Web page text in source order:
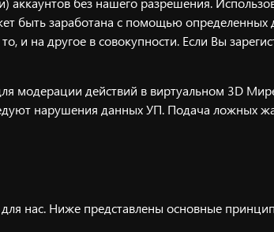
быть заработана с помощью определенных
и на другое в совокупности. Если Вы
модерации действий в виртуальном 3D
нарушения данных УП. Подача ложных
нас. Ниже представлены основные